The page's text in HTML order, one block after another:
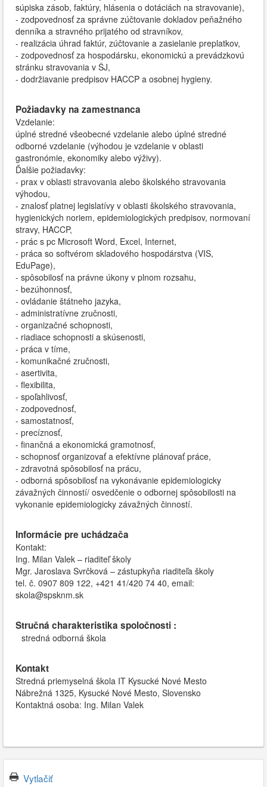
súpiska zásob, faktúry, hlásenia o dotáciách na stravovanie),
- zodpovednosť za správne zúčtovanie dokladov peňažného
denníka a stravného prijatého od stravníkov,
- realizácia úhrad faktúr, zúčtovanie a zasielanie preplatkov,
- zodpovednosť za hospodársku, ekonomickú a prevádzkovú
stránku stravovania v ŠJ,
- dodržiavanie predpisov HACCP a osobnej hygieny.
Požiadavky na zamestnanca
Vzdelanie:
úplné stredné všeobecné vzdelanie alebo úplné stredné
odborné vzdelanie (výhodou je vzdelanie v oblasti
gastronómie, ekonomiky alebo výživy).
Ďalšie požiadavky:
- prax v oblasti stravovania alebo školského stravovania
výhodou,
- znalosť platnej legislatívy v oblasti školského stravovania,
hygienických noriem, epidemiologických predpisov, normovaní
stravy, HACCP,
- prác s pc Microsoft Word, Excel, Internet,
- práca so softvérom skladového hospodárstva (VIS,
EduPage),
- spôsobilosť na právne úkony v plnom rozsahu,
- bezúhonnosť,
- ovládanie štátneho jazyka,
- administratívne zručnosti,
- organizačné schopnosti,
- riadiace schopnosti a skúsenosti,
- práca v tíme,
- komunikačné zručnosti,
- asertivita,
- flexibilita,
- spoľahlivosť,
- zodpovednosť,
- samostatnosť,
- precíznosť,
- finančná a ekonomická gramotnosť,
- schopnosť organizovať a efektívne plánovať práce,
- zdravotná spôsobilosť na prácu,
- odborná spôsobilosť na vykonávanie epidemiologicky
závažných činností/ osvedčenie o odbornej spôsobilosti na
vykonanie epidemiologicky závažných činností.
Informácie pre uchádzača
Kontakt:
Ing. Milan Valek – riaditeľ školy
Mgr. Jaroslava Svrčková – zástupkyňa riaditeľa školy
tel. č. 0907 809 122, +421 41/420 74 40, email:
skola@spsknm.sk
Stručná charakteristika spoločnosti :
stredná odborná škola
Kontakt
Stredná priemyselná škola IT Kysucké Nové Mesto
Nábrežná 1325, Kysucké Nové Mesto, Slovensko
Kontaktná osoba: Ing. Milan Valek
Vytlačiť